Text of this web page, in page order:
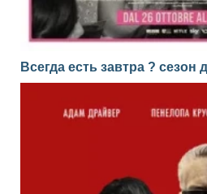
Всегда есть завтра ? сезон